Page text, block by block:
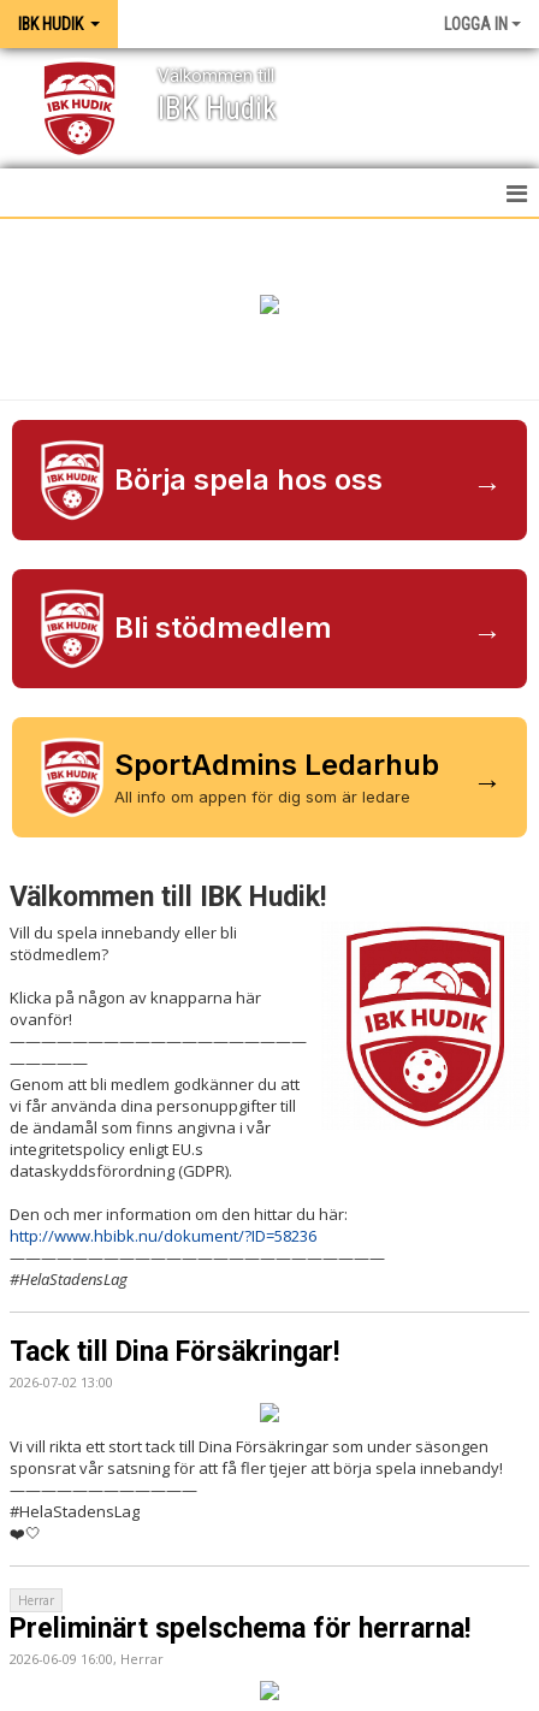
IBK HUDIK LOGGA IN
IBK Hudik
Välkommen till
MEDIA / GRAFISK PROFIL
KALENDER
OM KLUBBEN
MEDLEMSINFORMATION
BILJETTINFORMATION
MATCHER
HALLBOKNING
SPONSORER
LIVESÄNDNINGAR / HIGHLIGHTS
Börja spela hos oss →
Bli stödmedlem →
SportAdmins Ledarhub
All info om appen för dig som är ledare →
Välkommen till IBK Hudik!
Vill du spela innebandy eller bli
stödmedlem?
Klicka på någon av knapparna här
ovanför!
———————————————————
—————
Genom att bli medlem godkänner du att
vi får använda dina personuppgifter till
de ändamål som finns angivna i vår
integritetspolicy enligt EU.s
dataskyddsförordning (GDPR).
Den och mer information om den hittar du här:
http://www.hbibk.nu/dokument/?ID=58236
————————————————————————
#HelaStadensLag
Tack till Dina Försäkringar!
2026-07-02 13:00
Vi vill rikta ett stort tack till Dina Försäkringar som under säsongen
sponsrat vår satsning för att få fler tjejer att börja spela innebandy!
————————————
#HelaStadensLag
❤️🤍
Herrar
Preliminärt spelschema för herrarna!
2026-06-09 16:00, Herrar